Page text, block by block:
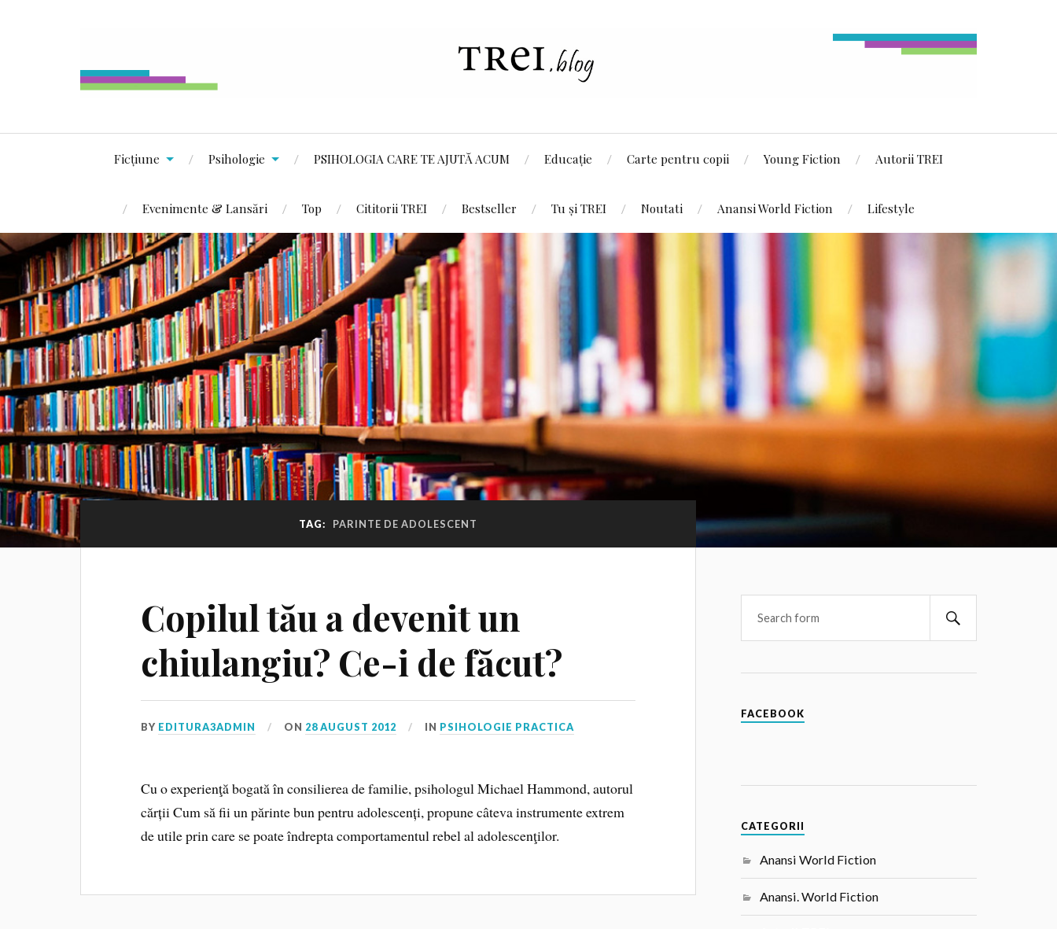
Ficțiune Psihologie PSIHOLOGIA CARE TE AJUTĂ ACUM Educație Carte pentru copii Young Fiction Autorii TREI
Evenimente & Lansări Top Cititorii TREI Bestseller Tu și TREI Noutati Anansi World Fiction Lifestyle
TAG: PARINTE DE ADOLESCENT
Copilul tău a devenit un
chiulangiu? Ce-i de făcut?
BY EDITURA3ADMIN ON 28 AUGUST 2012 IN PSIHOLOGIE PRACTICA
Cu o experienţă bogată în consilierea de familie, psihologul Michael Hammond, autorul
cărții Cum să fii un părinte bun pentru adolescenți, propune câteva instrumente extrem
de utile prin care se poate îndrepta comportamentul rebel al adolescenţilor.
FACEBOOK
CATEGORII
Anansi World Fiction
Anansi. World Fiction